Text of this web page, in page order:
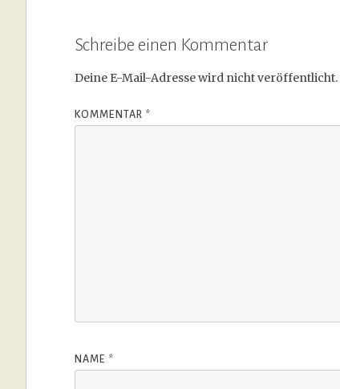
Schreibe einen Kommentar
Deine E-Mail-Adresse wird nicht veröffentlicht.
KOMMENTAR *
NAME *